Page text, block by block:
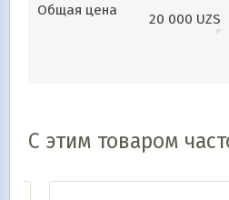
Общая цена
20 000 UZS
С этим товаром